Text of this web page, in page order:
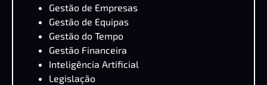
Gestão de Empresas
Gestão de Equipas
Gestão do Tempo
Gestão Financeira
Inteligência Artificial
Legislação